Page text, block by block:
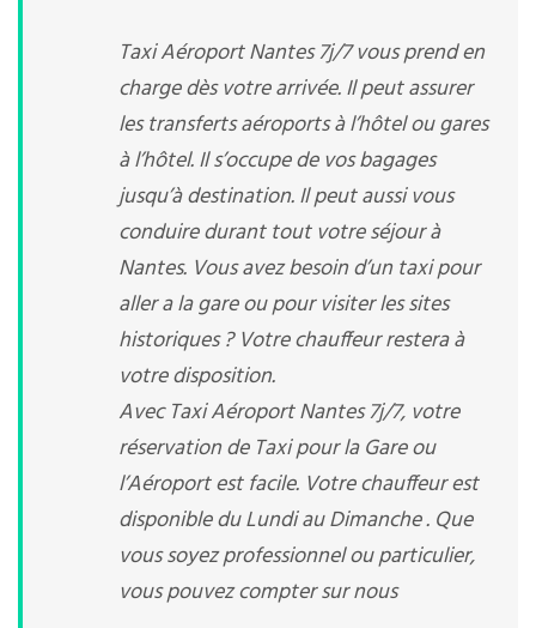
Taxi Aéroport Nantes 7j/7 vous prend en
charge dès votre arrivée. Il peut assurer
les transferts aéroports à l’hôtel ou gares
à l’hôtel. Il s’occupe de vos bagages
jusqu’à destination. Il peut aussi vous
conduire durant tout votre séjour à
Nantes. Vous avez besoin d’un taxi pour
aller a la gare ou pour visiter les sites
historiques ? Votre chauffeur restera à
votre disposition.
Avec Taxi Aéroport Nantes 7j/7, votre
réservation de Taxi pour la Gare ou
l’Aéroport est facile. Votre chauffeur est
disponible du Lundi au Dimanche . Que
vous soyez professionnel ou particulier,
vous pouvez compter sur nous